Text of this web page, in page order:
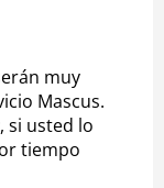
muy
Mascus.
si usted lo
tiempo